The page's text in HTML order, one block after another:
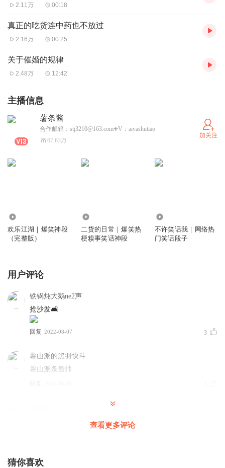
2.11万 00:18
真正的吃货连中药也不放过
2.16万 00:25
关于催婚的规律
2.48万 12:42
主播信息
薯条酱
合作邮箱：stj3210@163.com➕V：aiyashutiao
67.63万
加关注
欢乐江湖｜爆笑神段
（完整版）
二货的日常｜爆笑热
梗糗事笑话神段
不许笑话我｜网络热
门笑话段子
用户评论
铁锅炖大鹅ne2声
抢沙发🛋️
回复 2022-08-07 3
薯山派的黑羽快斗
薯山派条最帅
最喜欢听笑话
查看更多评论
猜你喜欢